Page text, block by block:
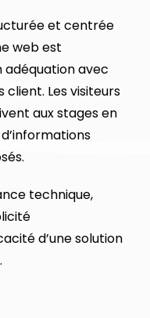
et centrée
web est
adéquation avec
client. Les visiteurs
aux stages en
technique,
d’une solution